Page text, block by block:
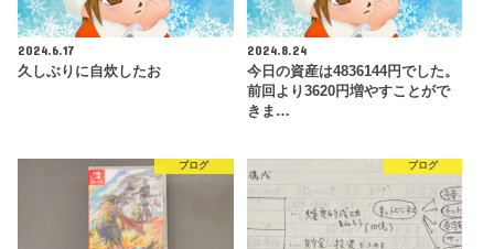
2024.6.17
久しぶりに自炊したお
2024.8.24
今日の資産は4836144円でした。
前回より3620円増やすことがで
きま…
ブログ ブログ